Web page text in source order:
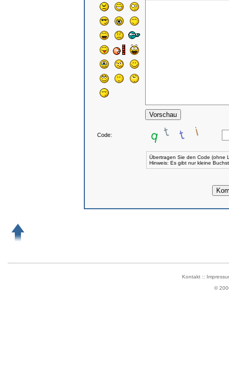
Code:
Übertragen Sie den Code (ohne
Hinweis: Es gibt nur kleine
Kontakt::
©